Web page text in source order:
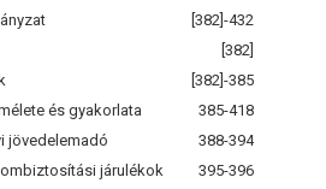
[382]-432
[382]
[382]-385
és gyakorlata
385-418
jövedelemadó
388-394
járulékok
395-396